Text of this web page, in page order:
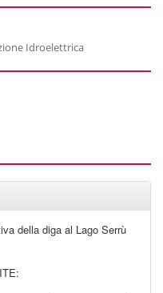
Idroelettrica
della diga al Lago Serrù